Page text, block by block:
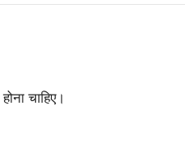
होना चाहिए।